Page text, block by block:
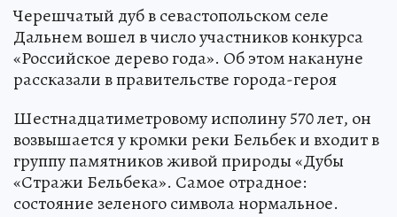
Черешчатый дуб в севастопольском селе
Дальнем вошел в число участников конкурса
«Российское дерево года». Об этом накануне
рассказали в правительстве города-героя
Шестнадцатиметровому исполину 570 лет, он
возвышается у кромки реки Бельбек и входит в
группу памятников живой природы «Дубы
«Стражи Бельбека». Самое отрадное:
состояние зеленого символа нормальное.